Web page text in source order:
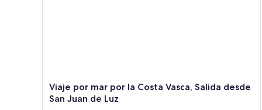
Viaje por mar por la Costa Vasca, Salida desde
San Juan de Luz